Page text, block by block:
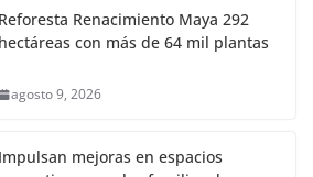
Reforesta Renacimiento Maya 292
hectáreas con más de 64 mil plantas
agosto 9, 2026
Impulsan mejoras en espacios